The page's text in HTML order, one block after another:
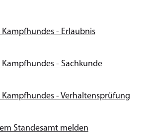
- Erlaubnis
- Sachkunde
- Verhaltensprüfung
Standesamt melden